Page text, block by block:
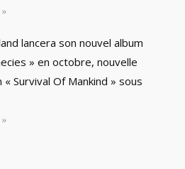
»
lancera son nouvel album
» en octobre, nouvelle
« Survival Of Mankind » sous
»